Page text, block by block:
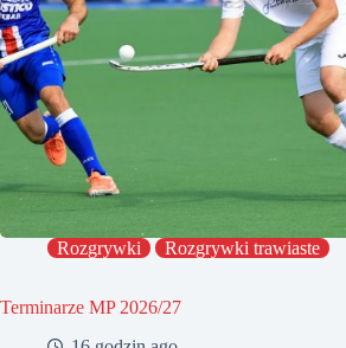
Rozgrywki Rozgrywki trawiaste
Terminarze MP 2026/27